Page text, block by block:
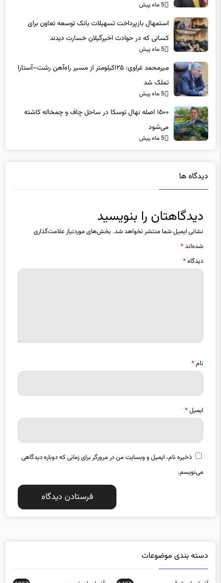
استمهال بازپرداخت تسهیلات بانک توسعه تعاون برای
کسانی که در حوادث اخیرگیلان خسارت دیدند
تملک شد
5 ماه پیش
۱۵۰۰ اصله نهال توسکا در ساحل چاف و چمخاله کاشته
می‌شود
نشانی ایمیل شما منتشر نخواهد شد.بخش‌های موردنیاز علامت‌گذاری
شده‌اند*
دیدگاه*
ایمیل*
ذخیره نام، ایمیل و وبسایت من در مرورگر برای زمانی که دوباره دیدگاهی
می‌نویسم.
آذربایجان شرقی